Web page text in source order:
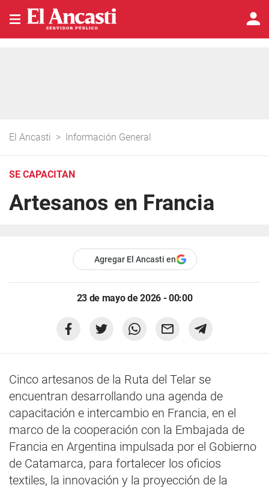
El Ancasti > Información General
SE CAPACITAN
Artesanos en Francia
Agregar El Ancasti en
23 de mayo de 2026 - 00:00
Cinco artesanos de la Ruta del Telar se
encuentran desarrollando una agenda de
capacitación e intercambio en Francia, en el
marco de la cooperación con la Embajada de
Francia en Argentina impulsada por el Gobierno
de Catamarca, para fortalecer los oficios
textiles, la innovación y la proyección de la